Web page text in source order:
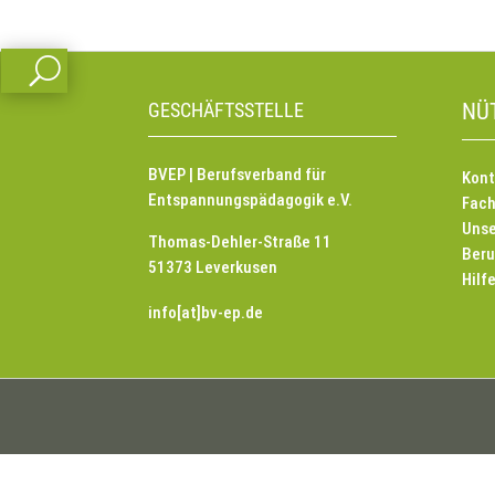
GESCHÄFTSSTELLE
BVEP | Berufsverband für
Entspannungspädagogik e.V.
Thomas-Dehler-Straße 11
51373 Leverkusen
info[at]bv-ep.de
U